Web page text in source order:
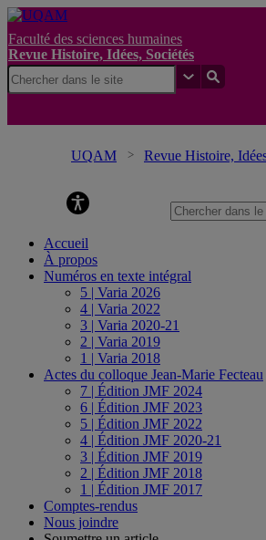
Faculté des sciences humaines
Revue Histoire, Idées, Sociétés
UQAM Revue Histoire,
Revue
Accueil
À propos
Numéros en texte intégral
5 | Varia 2026
4 | Varia 2022
3 | Varia 2020-21
2 | Varia 2019
1 | Varia 2018
Actes du colloque Jean-Marie Fecteau
7 | Édition JMF 2024
6 | Édition JMF 2023
5 | Édition JMF 2022
4 | Édition JMF 2020-21
3 | Édition JMF 2019
2 | Édition JMF 2018
1 | Édition JMF 2017
Comptes-rendus
Nous joindre